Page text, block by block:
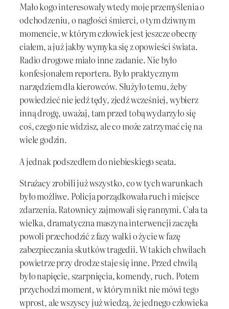
Mało kogo interesowały wtedy moje przemyślenia o
odchodzeniu, o nagłości śmierci, o tym dziwnym
momencie, w którym człowiek jest jeszcze obecny
ciałem, a już jakby wymyka się z opowieści świata.
Radio drogowe miało inne zadanie. Nie było
konfesjonałem reportera. Było praktycznym
narzędziem dla kierowców. Służyło temu, żeby
powiedzieć nie jedź tędy, zjedź wcześniej, wybierz
inną drogę, uważaj, tam przed tobą wydarzyło się
coś, czego nie widzisz, ale co może zatrzymać cię na
wiele godzin.
A jednak podszedłem do niebieskiego seata.
Strażacy zrobili już wszystko, co w tych warunkach
było możliwe. Policja porządkowała ruch i miejsce
zdarzenia. Ratownicy zajmowali się rannymi. Cała ta
wielka, dramatyczna maszyna interwencji zaczęła
powoli przechodzić z fazy walki o życie w fazę
zabezpieczania skutków tragedii. W takich chwilach
powietrze przy drodze staje się inne. Przed chwilą
było napięcie, szarpnięcia, komendy, ruch. Potem
przychodzi moment, w którym nikt nie mówi tego
wprost, ale wszyscy już wiedzą, że jednego człowieka